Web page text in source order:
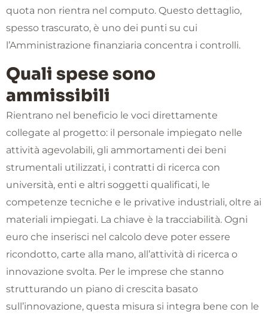
quota non rientra nel computo. Questo dettaglio,
spesso trascurato, è uno dei punti su cui
l’Amministrazione finanziaria concentra i controlli.
Quali spese sono
ammissibili
Rientrano nel beneficio le voci direttamente
collegate al progetto: il personale impiegato nelle
attività agevolabili, gli ammortamenti dei beni
strumentali utilizzati, i contratti di ricerca con
università, enti e altri soggetti qualificati, le
competenze tecniche e le privative industriali, oltre ai
materiali impiegati. La chiave è la tracciabilità. Ogni
euro che inserisci nel calcolo deve poter essere
ricondotto, carte alla mano, all’attività di ricerca o
innovazione svolta. Per le imprese che stanno
strutturando un piano di crescita basato
sull’innovazione, questa misura si integra bene con le